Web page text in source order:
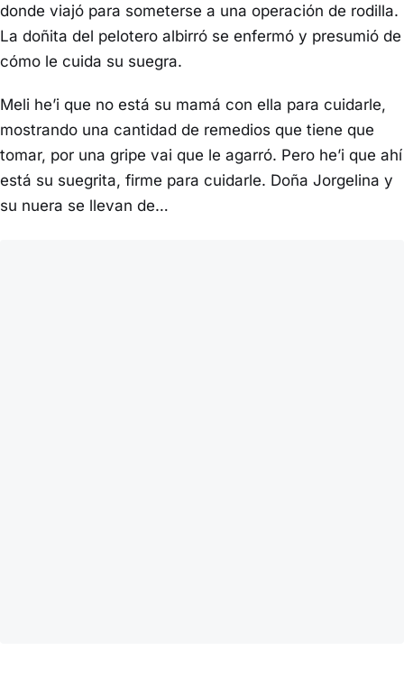
donde viajó para someterse a una operación de rodilla.
La doñita del pelotero albirró se enfermó y presumió de
cómo le cuida su suegra.
Meli he’i que no está su mamá con ella para cuidarle,
mostrando una cantidad de remedios que tiene que
tomar, por una gripe vai que le agarró. Pero he’i que ahí
está su suegrita, firme para cuidarle. Doña Jorgelina y
su nuera se llevan de…